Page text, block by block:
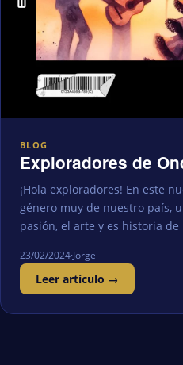
BLOG
Exploradores de
¡Hola exploradores! En este
género muy de nuestro país,
pasión, el arte y es historia
23/02/2024·Jorge
Leer artículo →